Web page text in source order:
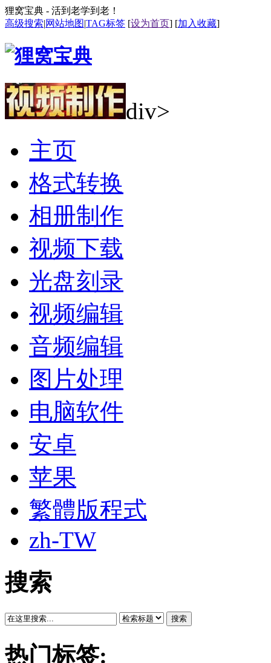
狸窝宝典 - 活到老学到老！
高级搜索|网站地图|TAG标签 [设为首页] [加入收藏]
div>
主页
格式转换
相册制作
视频下载
光盘刻录
视频编辑
音频编辑
图片处理
电脑软件
安卓
苹果
繁體版程式
zh-TW
搜索
搜索
热门标签: